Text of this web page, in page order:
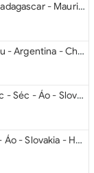
Du Lịch Đông Phi: Seychelles - Madagascar - Mauritius 2026
Du Lịch Nam Mỹ: Tour Brazil - Peru - Argentina - Chile 2026
Du lịch Đông Âu cổ kính: Tour Đức - Séc - Áo - Slovakia - Hungary - Ba Lan từ Hà Nội 2026
Du lịch Đông Âu: Tour Đức - Séc - Áo - Slovakia - Hungary từ Hà Nội 2026